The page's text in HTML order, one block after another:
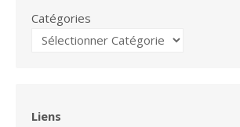
Catégories
Liens